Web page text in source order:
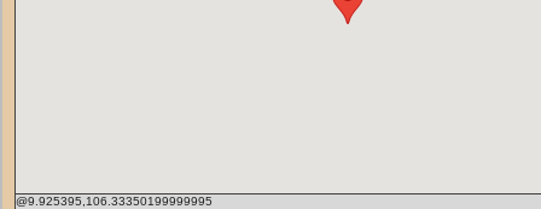
@9.925395,106.33350199999995